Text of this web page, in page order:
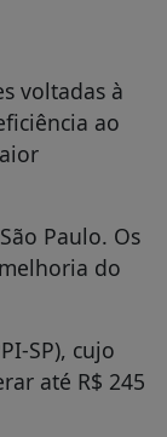
voltadas à
ao
Paulo. Os
do
SP), cujo
até R$ 245